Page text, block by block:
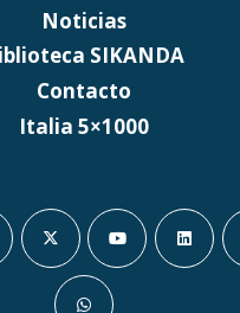
Noticias
SIKANDA
Contacto
Italia 5×1000